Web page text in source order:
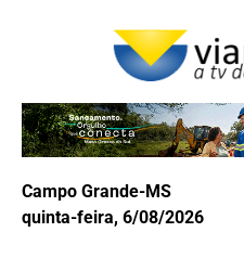
Campo Grande-MS
quinta-feira, 6/08/2026